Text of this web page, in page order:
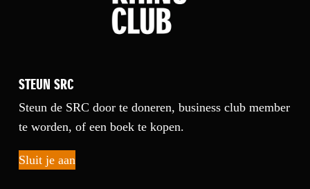
STEUN SRC
Steun de SRC door te doneren, business club member
te worden, of een boek te kopen.
Sluit je aan